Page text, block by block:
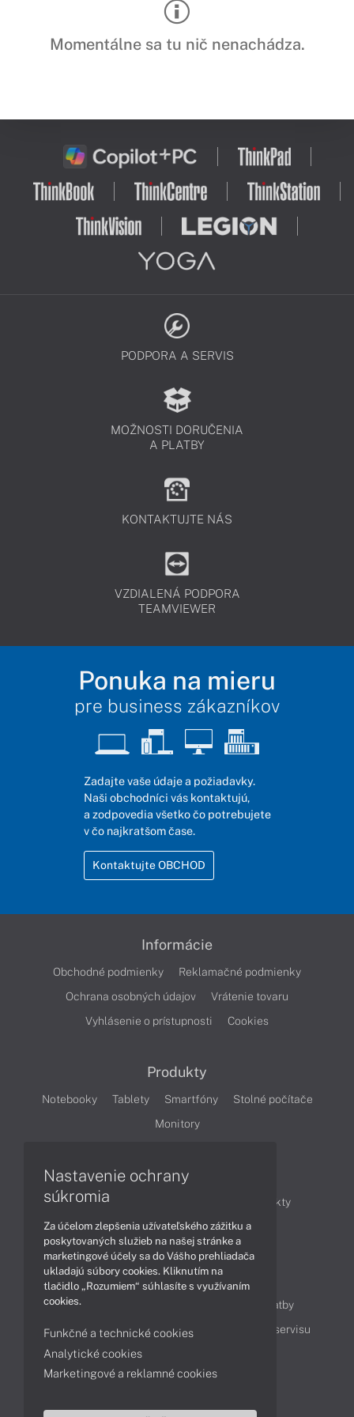
Momentálne sa tu nič nenachádza.
PODPORA A SERVIS
MOŽNOSTI DORUČENIA
A PLATBY
KONTAKTUJTE NÁS
VZDIALENÁ PODPORA
TEAMVIEWER
Ponuka na mieru
pre business zákazníkov
Zadajte vaše údaje a požiadavky.
Naši obchodníci vás kontaktujú,
a zodpovedia všetko čo potrebujete
v čo najkratšom čase.
Kontaktujte OBCHOD
Informácie
Obchodné podmienky
Reklamačné podmienky
Ochrana osobných údajov
Vrátenie tovaru
Vyhlásenie o prístupnosti
Cookies
Produkty
Notebooky Tablety Smartfóny
Stolné počítače
Monitory
Články
Obchodné informácie
Produkty
Technológie
Videá
Obsah
Ako nakupovať
Možnosti doručenia a platby
Podpora a servis
Servisné služby Cenník servisu
Kontakty
043 4224 771 Obchodné oddelenie
Nastavenie ochrany
súkromia
Za účelom zlepšenia užívateľského zážitku a
poskytovaných služieb na našej stránke a
marketingové účely sa do Vášho prehliadača
ukladajú súbory cookies. Kliknutím na
tlačidlo „Rozumiem“ súhlasíte s využívaním
cookies.
Funkčné a technické cookies
Analytické cookies
Marketingové a reklamné cookies